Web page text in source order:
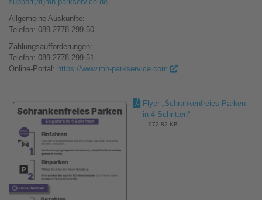
Allgemeine Auskünfte:
Telefon: 089 2778 299 50
Zahlungsaufforderungen:
Telefon: 089 2778 299 51
Online-Portal: https://www.mh-parkservice.com
Flyer „Schrankenfreies Parken
in 4 Schritten“
972,82 KB